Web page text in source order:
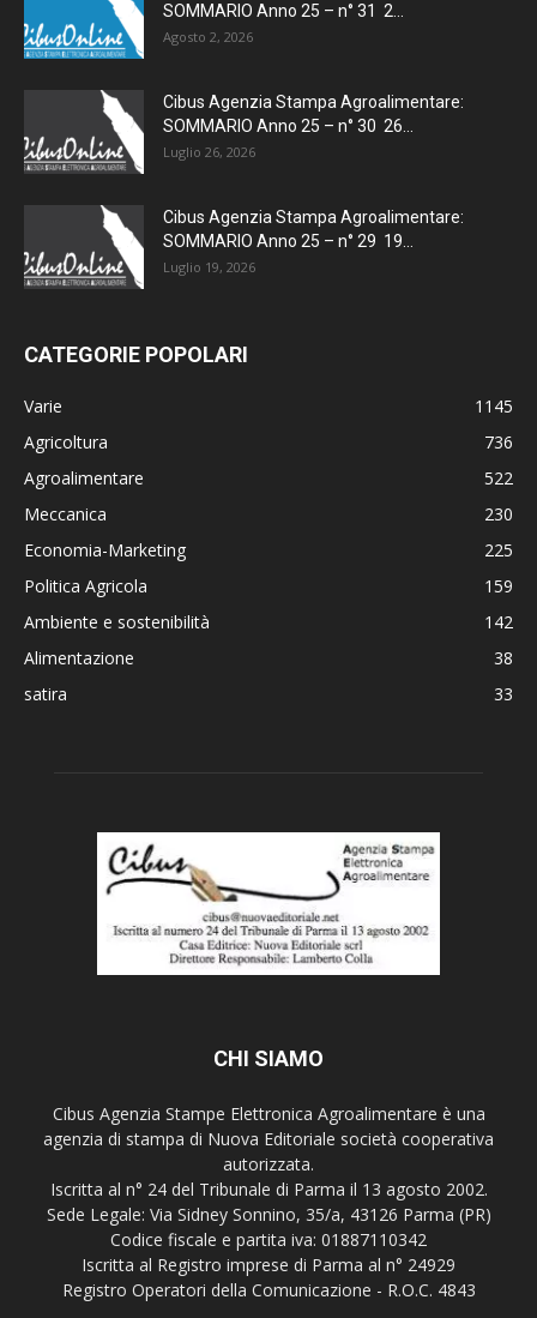
SOMMARIO Anno 25 – n° 31 2...
Agosto 2, 2026
Cibus Agenzia Stampa Agroalimentare:
SOMMARIO Anno 25 – n° 30 26...
Luglio 26, 2026
Cibus Agenzia Stampa Agroalimentare:
SOMMARIO Anno 25 – n° 29 19...
Luglio 19, 2026
CATEGORIE POPOLARI
Varie
1145
Agricoltura
736
Agroalimentare
522
Meccanica
230
Economia-Marketing
225
Politica Agricola
159
Ambiente e sostenibilità
142
Alimentazione
38
satira
33
CHI SIAMO
Cibus Agenzia Stampe Elettronica Agroalimentare è una
agenzia di stampa di Nuova Editoriale società cooperativa
autorizzata.
Iscritta al n° 24 del Tribunale di Parma il 13 agosto 2002.
Sede Legale: Via Sidney Sonnino, 35/a, 43126 Parma (PR)
Codice fiscale e partita iva: 01887110342
Iscritta al Registro imprese di Parma al n° 24929
Registro Operatori della Comunicazione - R.O.C. 4843